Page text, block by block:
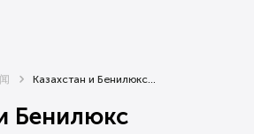
Казахстан и Бенилюкс...
Бенилюкс